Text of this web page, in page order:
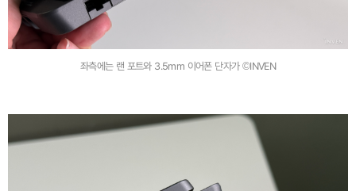
좌측에는 랜 포트와 3.5mm 이어폰 단자가 ©INVEN